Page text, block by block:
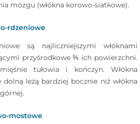
mózgu (włókna korowo-siatkowe).
rdzeniowe
są najliczniejszymi włóknami
przyśrodkowe ⅗ ich powierzchni.
tułowia i kończyn. Włókna
leżą bardziej bocznie niż włókna
mostowe